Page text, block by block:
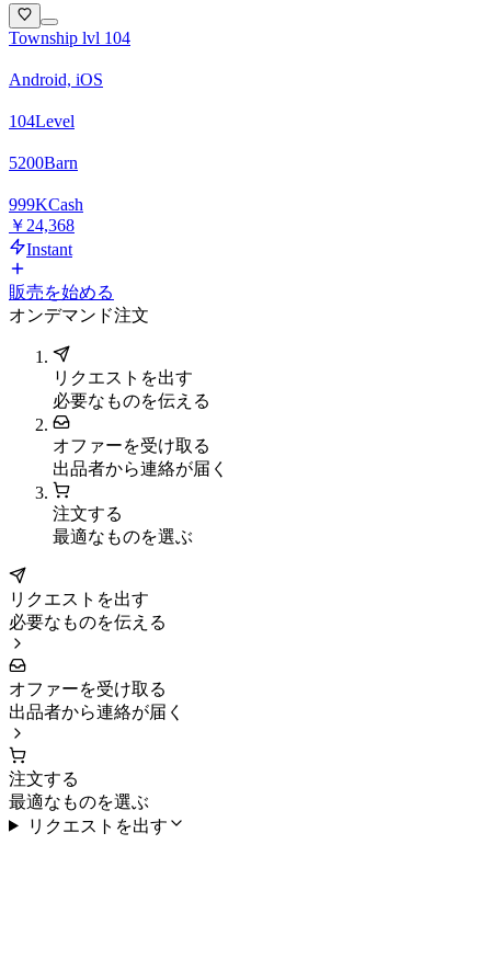
Township lvl 104
Android, iOS
104Level
5200Barn
999KCash
￥24,368
Instant
販売を始める
オンデマンド注文
リクエストを出す
必要なものを伝える
オファーを受け取る
出品者から連絡が届く
注文する
最適なものを選ぶ
リクエストを出す
必要なものを伝える
オファーを受け取る
出品者から連絡が届く
注文する
最適なものを選ぶ
リクエストを出す